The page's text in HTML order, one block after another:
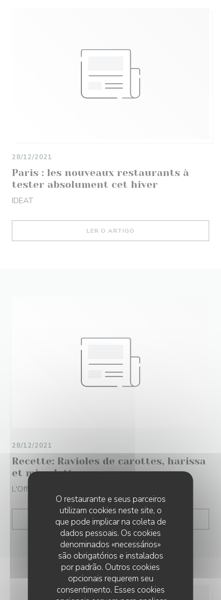
O restaurante e seus parceiros
utilizam cookies neste site, o
que pode implicar na coleta de
dados pessoais. Os cookies
denominados «necessários»
são obrigatórios e instalados
por padrão. Outros cookies
opcionais requerem seu
consentimento. Esses cookies
Paris : les nouveaux restaurants à
tester absolument cet hiver
28/12/2021
IDEAT
LER O ARTIGO
Recette: Ravioles de carottes, harissa
et mimolette
28/12/2021
L'Officiel
LER O ARTIGO((ABRE NUMA NOVA